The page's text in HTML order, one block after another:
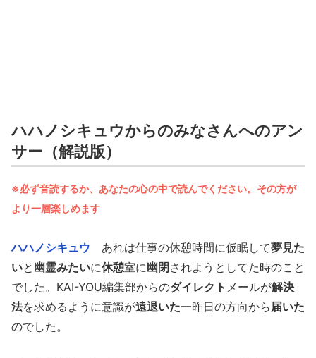
ハハノシキュウからのみなさんへのアン
サー（解説版）
※必ず音読するか、あなたの心の中で読んでください。その方が
より一層楽しめます
ハハノシキュウ あれは仕事の休憩時間に仮眠して夢見た
いと 幽霊みたいに休憩室に幽閉されようとしてた時のこと
でした。KAI-YOU編集部からのダイレクト メールが解決
法を求めるように意識が遠退いた一昨日の方向から 届いた
のでした。